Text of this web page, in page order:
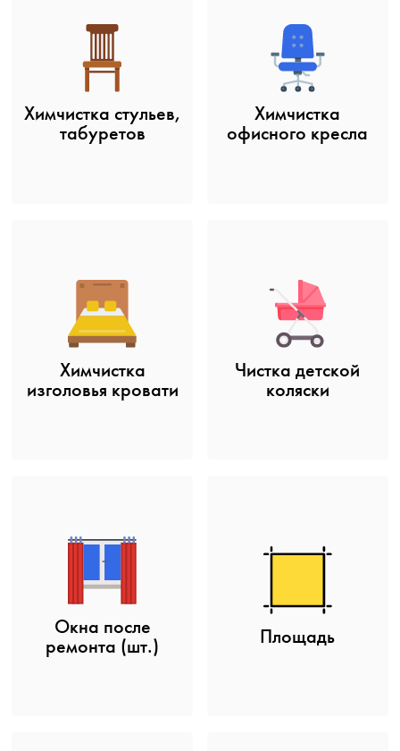
Химчистка стульев,
табуретов
Химчистка
офисного кресла
Химчистка
изголовья кровати
Чистка детской
коляски
Окна после
ремонта (шт.)
Площадь